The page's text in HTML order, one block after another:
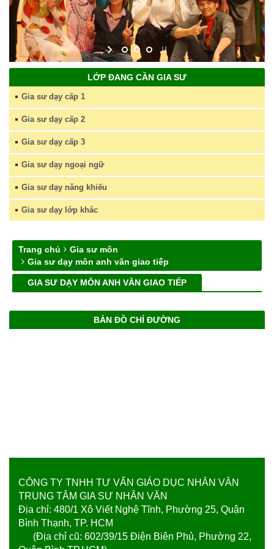
LỚP ĐANG CẦN GIA SƯ
Gia sư dạy cấp 1
Gia sư dạy cấp 2
Gia sư dạy cấp 3
Gia sư dạy ngoại ngữ
Gia sư dạy năng khiếu
Gia sư dạy lớp khác
Trang chủ
Gia sư môn
Gia sư dạy môn anh văn giao tiếp
GIA SƯ DẠY MÔN ANH VĂN GIAO TIẾP
BẢN ĐỒ CHỈ ĐƯỜNG
CÔNG TY TNHH TƯ VẤN GIÁO DỤC NHÂN VĂN
TRUNG TÂM GIA SƯ NHÂN VĂN
Địa chỉ: 480/1 Xô Viết Nghệ Tĩnh, Phường 25, Quận
Bình Thạnh, TP. HCM
(Địa chỉ cũ: 602/39/15 Điện Biên Phủ, Phường 22,